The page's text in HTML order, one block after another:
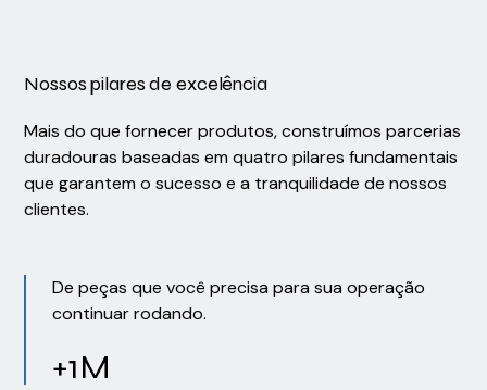
Nossos pilares de excelência
Mais do que fornecer produtos, construímos parcerias
duradouras baseadas em quatro pilares fundamentais
que garantem o sucesso e a tranquilidade de nossos
clientes.
De peças que você precisa para sua operação
continuar rodando.
+1M